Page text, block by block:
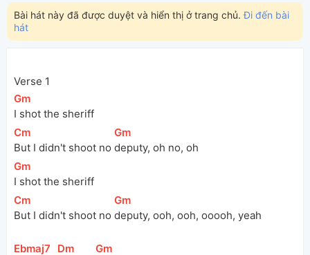
Bài hát này đã được duyệt và hiển thị ở trang chủ.Đi đến bài
hát
Verse 1
[
Gm
I shot the sheriff
[
Cm
But I didn't shoot no
[
Gm
deputy, oh no, oh
[
Gm
I shot the sheriff
[
Cm
But I didn't shoot no
[
Gm
deputy, ooh, ooh, ooooh, yeah
[Ebmaj7 [Dm [
Gm